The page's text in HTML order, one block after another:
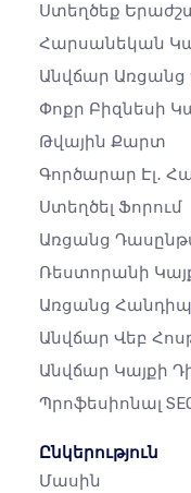
Ստեղծեք
Հարսանեկան
Անվճար Առցանց
Փոքր Բիզնեսի
Թվային Քարտ
Գործարար Էլ․
Ստեղծել Ֆորում
Առցանց
Ռեստորանի
Առցանց
Անվճար Վեբ
Անվճար Կայքի
Պրոֆեսիոնալ
Ընկերություն
Մասին